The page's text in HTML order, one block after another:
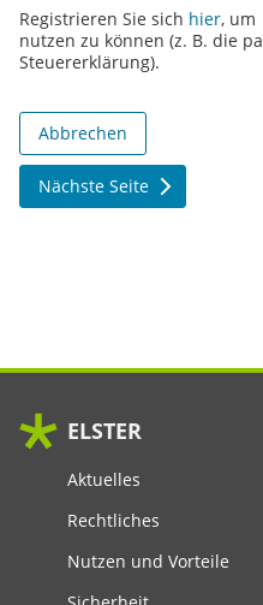
Registrieren Sie sich hier, um
nutzen zu können (z. B. die
Steuererklärung).
Abbrechen
Nächste Seite
ELSTER
Aktuelles
Rechtliches
Nutzen und Vorteile